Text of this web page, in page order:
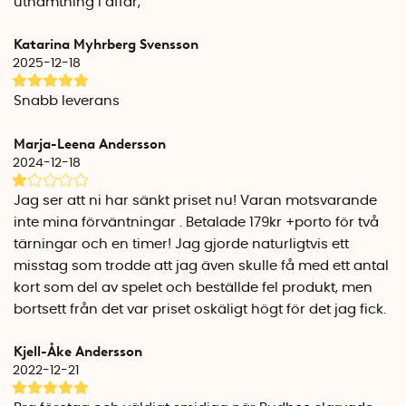
minuter) innan du ställer in den på önskad tid.
Julklappsspelet tips
säkerställa detta är att alla tar med sig minst två julklappar.
Om någon ändå blir utan, kan ni låta den personen välja ett
paket från någon annan spelare.
Vad ingår i SmartaSakers julklappsspel
Julklappsspelet från SmartaSaker innehåller två tärningar,
ett jultomte-tidtagarur, spelregler och en tygpåse som du
kan förvara spelet i.
Vi har satt ihop en hel kategori med roliga småpresenter att
ge bort i julklappsleken. Så om du behöver tips på vad man
kan köpa till julklappsspelet kan du klicka här för att komma
Katarina Myhrberg Svensson
2025-12-18
Snabb leverans
Marja-Leena Andersson
2024-12-18
Jag ser att ni har sänkt priset nu! Varan motsvarande
inte mina förväntningar . Betalade 179kr +porto för två
tärningar och en timer! Jag gjorde naturligtvis ett
misstag som trodde att jag även skulle få med ett antal
kort som del av spelet och beställde fel produkt, men
bortsett från det var priset oskäligt högt för det jag fick.
Kjell-Åke Andersson
2022-12-21